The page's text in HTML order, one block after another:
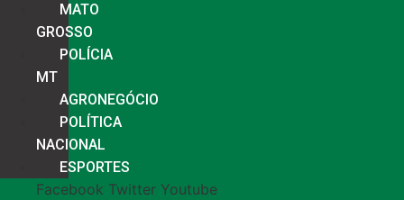
MATO
GROSSO
POLÍCIA
MT
AGRONEGÓCIO
POLÍTICA
NACIONAL
ESPORTES
Facebook Twitter Youtube